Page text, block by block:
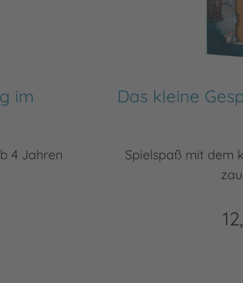
im
4 Jahren
Das kleine
Spielspaß mit dem